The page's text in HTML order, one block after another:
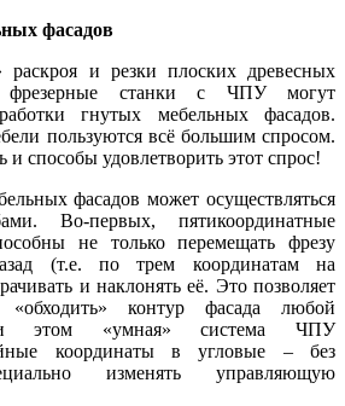
фасадов
и резки плоских древесных
фрезерные станки с ЧПУ могут
гнутых мебельных фасадов.
пользуются всё большим спросом.
способы удовлетворить этот спрос!
фасадов может осуществляться
Во-первых, пятикоординатные
не только перемещать фрезу
(т.е. по трем координатам на
и наклонять её. Это позволяет
контур фасада любой
этом «умная» система ЧПУ
координаты в угловые – без
изменять управляющую